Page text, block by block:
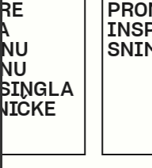
PRONAŠAO
INSPIRACIJU
SNIMIO